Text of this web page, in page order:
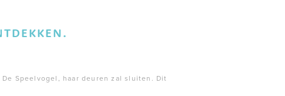
Speelvogel, haar deuren zal sluiten. Dit